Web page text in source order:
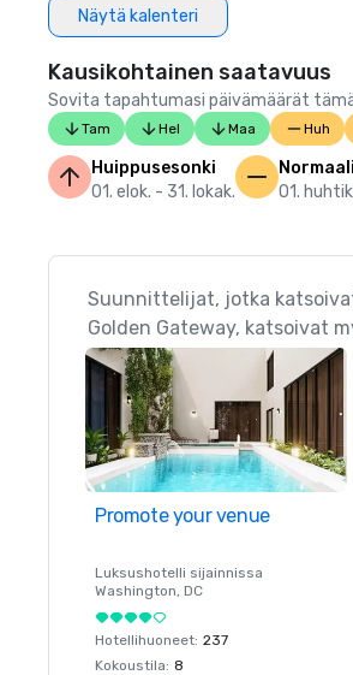
Näytä kalenteri
Kausikohtainen saatavuus
Sovita tapahtumasi päivämäärät
Tam Hel Maa Huh
Huippusesonki
01. elok. - 31. lokak.
01.
Suunnittelijat, jotka
Golden Gateway, katsoivat
Promote your venue
Luksushotelli sijainnissa
Washington, DC
Hotellihuoneet: 237
Kokoustila: 8